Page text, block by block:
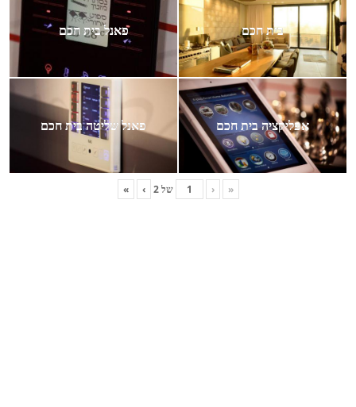
בית חכם פאנל בית חכם
אפליקציה בית חכם פאנל שליטה בית חכם
«
‹ של2
›
»